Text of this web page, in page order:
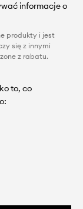
informacje o
produkty i jest
się z innymi
z rabatu.
to, co